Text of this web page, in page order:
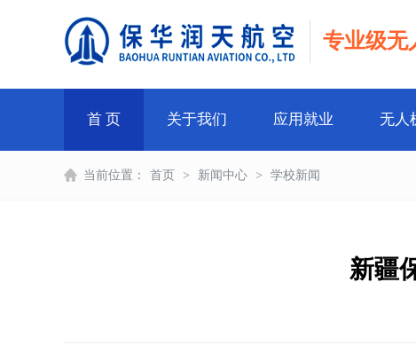
专业级无
首 页 关于我们 应用就业 无人
当前位置： 首页 > 新闻中心 > 学校新闻
新疆